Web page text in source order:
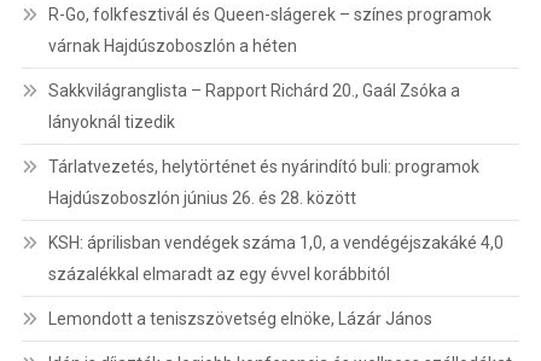
R-Go, folkfesztivál és Queen-slágerek – színes programok
várnak Hajdúszoboszlón a héten
Sakkvilágranglista – Rapport Richárd 20., Gaál Zsóka a
lányoknál tizedik
Tárlatvezetés, helytörténet és nyárindító buli: programok
Hajdúszoboszlón június 26. és 28. között
KSH: áprilisban vendégek száma 1,0, a vendégéjszakáké 4,0
százalékkal elmaradt az egy évvel korábbitól
Lemondott a teniszszövetség elnöke, Lázár János